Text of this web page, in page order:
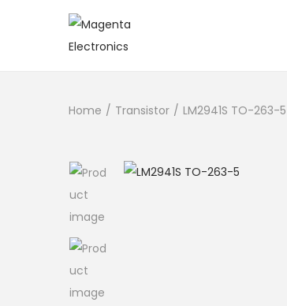
Home / Transistor / LM2941S TO-263-5